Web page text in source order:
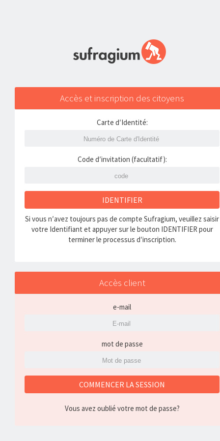
Accès et inscription des citoyens
Carte d′Identité:
Code d′invitation (facultatif):
IDENTIFIER
Si vous n′avez toujours pas de compte Sufragium, veuillez saisir
votre Identifiant et appuyer sur le bouton IDENTIFIER pour
terminer le processus d′inscription.
Accès client
e-mail
mot de passe
COMMENCER LA SESSION
Vous avez oublié votre mot de passe?